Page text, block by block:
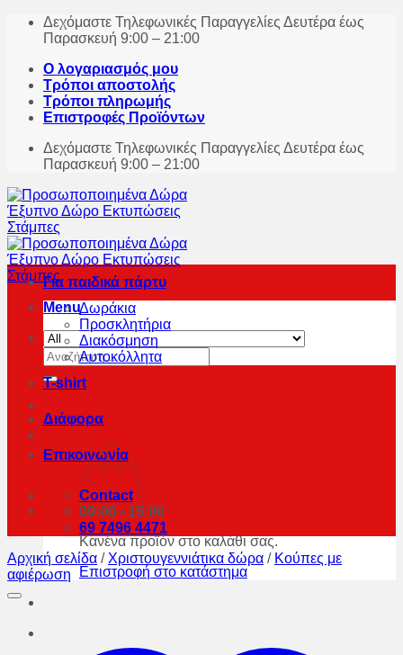
Skip
Δεχόμαστε Τηλεφωνικές Παραγγελίες Δευτέρα έως
Παρασκευή 9:00 – 21:00
Ο λογαριασμός μου
Τρόποι αποστολής
Τρόποι πληρωμής
Επιστροφές Προϊόντων
Δεχόμαστε Τηλεφωνικές Παραγγελίες Δευτέρα έως
Παρασκευή 9:00 – 21:00
Menu
Αναζήτηση
για:
Κανένα προϊόν στο καλάθι σας.
Επιστροφή στο κατάστημα
Για παιδικά πάρτυ
Δωράκια
Προσκλητήρια
Διακόσμηση
Αυτοκόλλητα
T-shirt
Διάφορα
Επικοινωνία
Contact
09:00 - 15:00
69 7496 4471
Αρχική σελίδα / Χριστουγεννιάτικα δώρα / Κούπες με
αφιέρωση